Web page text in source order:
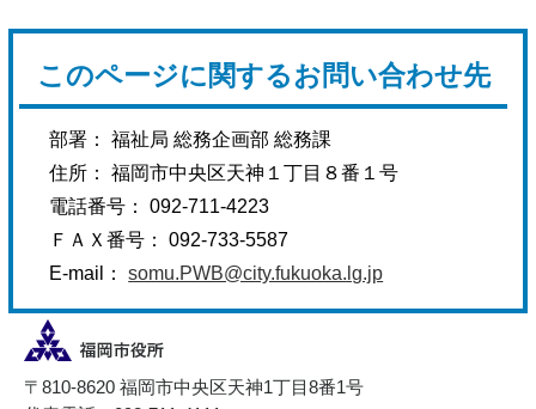
このページに関するお問い合わせ先
部署： 福祉局 総務企画部 総務課
住所： 福岡市中央区天神１丁目８番１号
電話番号： 092-711-4223
ＦＡＸ番号： 092-733-5587
E-mail：somu.PWB@city.fukuoka.lg.jp
〒810-8620 福岡市中央区天神1丁目8番1号